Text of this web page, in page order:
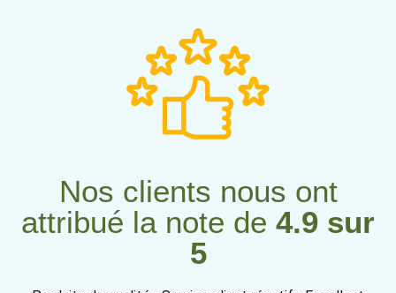
Nos clients nous ont
attribué la note de 4.9 sur
5